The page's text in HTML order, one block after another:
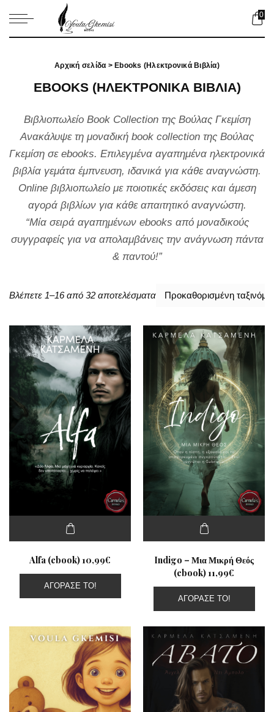
0
Αρχική σελίδα > Ebooks (Ηλεκτρονικά Βιβλία)
EBOOKS (ΗΛΕΚΤΡΟΝΙΚΆ ΒΙΒΛΊΑ)
Βιβλιοπωλείο Book Collection της Βούλας Γκεμίση
Ανακάλυψε τη μοναδική book collection της Βούλας
Γκεμίση σε ebooks. Επιλεγμένα αγαπημένα ηλεκτρονικά
βιβλία γεμάτα έμπνευση, ιδανικά για κάθε αναγνώστη.
Online βιβλιοπωλείο με ποιοτικές εκδόσεις και άμεση
αγορά βιβλίων για κάθε απαιτητικό αναγνώστη.
“Μία σειρά αγαπημένων ebooks από μοναδικούς
συγγραφείς για να απολαμβάνεις την ανάγνωση πάντα
& παντού!”
Βλέπετε 1–16 από 32 αποτελέσματα
Alfa (ebook) 10,99€
ΑΓΌΡΑΣΕ ΤΟ!
Indigo – Μια Μικρή Θεός
(ebook) 11,99€
ΑΓΌΡΑΣΕ ΤΟ!